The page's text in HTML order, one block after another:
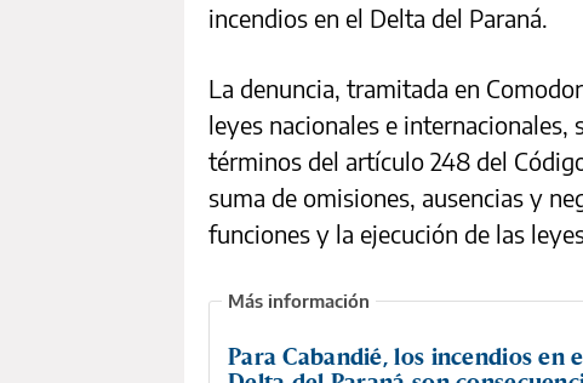
incendios en el Delta del Paraná.
La denuncia, tramitada en
leyes nacionales e internacionales,
términos del artículo 248 del
suma de omisiones, ausencias y
funciones y la ejecución de las
Para Cabandié, los incendios en